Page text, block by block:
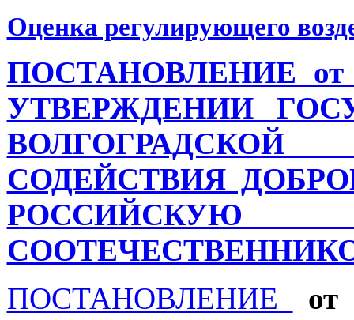
Оценка регулирующего
ПОСТАНОВЛЕНИЕ
УТВЕРЖДЕНИИ
СОДЕЙСТВИЯ
ПОСТАНОВЛЕНИЕ